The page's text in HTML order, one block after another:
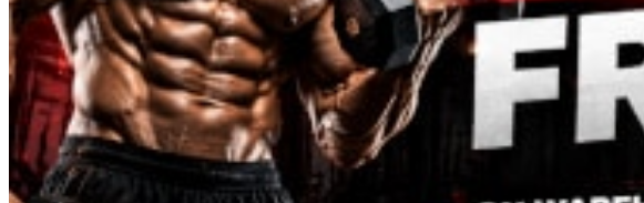
Selank
Semaglutido
Semax
SS-31
Tesamorelin
Tirzepatida